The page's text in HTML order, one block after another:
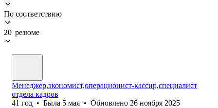
По соответствию
20 резюме
Менеджер,экономист,операционист-кассир,специалист
отдела кадров
41 год • Была 5 мая • Обновлено 26 ноября 2025